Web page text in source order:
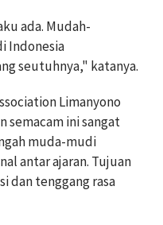
ada. Mudah-
Indonesia
seutuhnya," katanya.
Limanyono
semacam ini sangat
muda-mudi
antar ajaran. Tujuan
dan tenggang rasa